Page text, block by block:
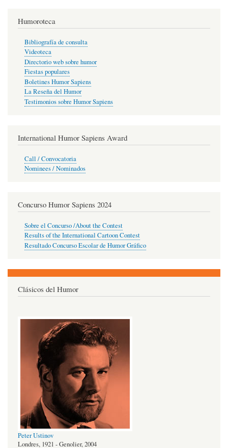
Humoroteca
Bibliografía de consulta
Videoteca
Directorio web sobre humor
Fiestas populares
Boletines Humor Sapiens
La Reseña del Humor
Testimonios sobre Humor Sapiens
International Humor Sapiens Award
Call / Convocatoria
Nominees / Nominados
Concurso Humor Sapiens 2024
Sobre el Concurso /About the Contest
Results of the International Cartoon Contest
Resultado Concurso Escolar de Humor Gráfico
Clásicos del Humor
Peter Ustinov
Londres, 1921 - Genolier, 2004